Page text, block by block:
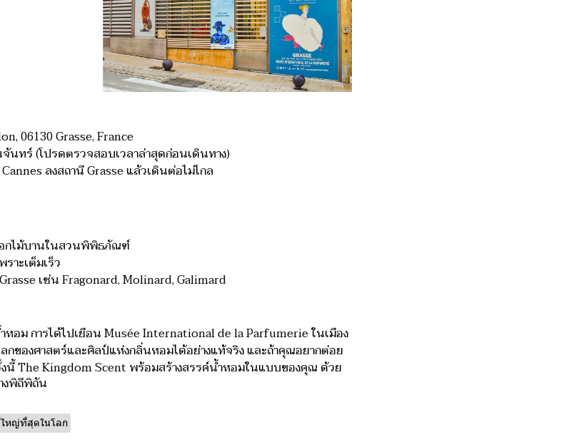
06130 Grasse, France
นทร์ (โปรดตรวจสอบเวลาล่าสุดก่อนเดินทาง)
ลงสถานี Grasse แล้วเดินต่อไม่ไกล
กไม้บานในสวนพิพิธภัณฑ์
าะเต็มเร็ว
เช่น Fragonard, Molinard, Galimard
อม การได้ไปเยือน Musée International de la Parfumerie ในเมือง
กของศาสตร์และศิลป์แห่งกลิ่นหอมได้อย่างแท้จริง และถ้าคุณอยากต่อย
นี้ The Kingdom Scent พร้อมสร้างสรรค์น้ำหอมในแบบของคุณ ด้วย
งพิถีพิถัน
หญ่ที่สุดในโลก